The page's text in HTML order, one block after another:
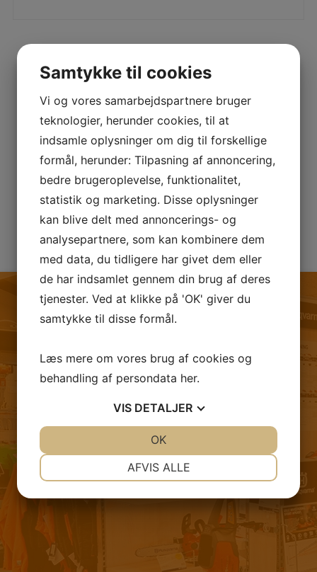
Samtykke til cookies
Vi og vores samarbejdspartnere bruger
teknologier, herunder cookies, til at
indsamle oplysninger om dig til forskellige
formål, herunder: Tilpasning af annoncering,
bedre brugeroplevelse, funktionalitet,
statistik og marketing. Disse oplysninger
kan blive delt med annoncerings- og
analysepartnere, som kan kombinere dem
med data, du tidligere har givet dem eller
de har indsamlet gennem din brug af deres
tjenester. Ved at klikke på 'OK' giver du
samtykke til disse formål.
Læs mere om vores brug af cookies og
behandling af persondata her.
VIS DETALJER
STATISTIK
AFVIS ALLE
OK